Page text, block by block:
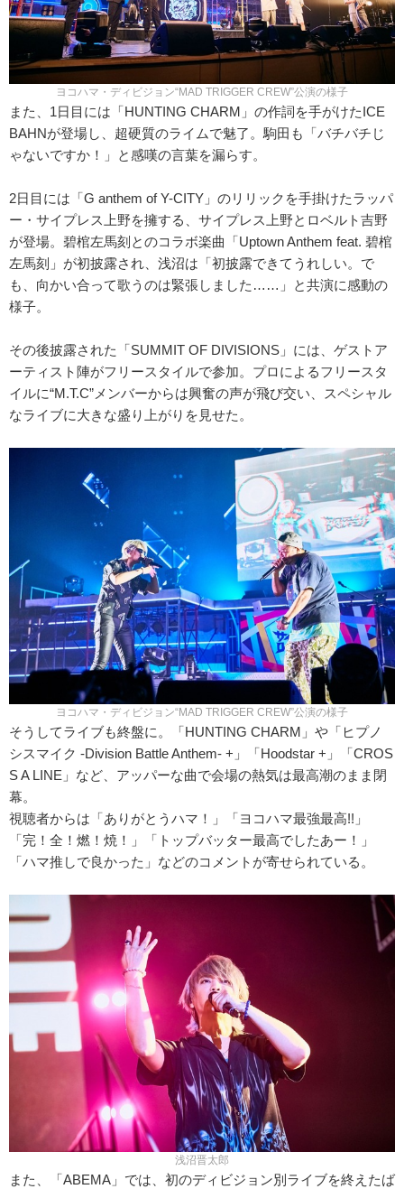
ヨコハマ・ディビジョン“MAD TRIGGER CREW”公演の様子
また、1日目には「HUNTING CHARM」の作詞を手がけたICE
BAHNが登場し、超硬質のライムで魅了。駒田も「バチバチじ
ゃないですか！」と感嘆の言葉を漏らす。
2日目には「G anthem of Y-CITY」のリリックを手掛けたラッパ
ー・サイプレス上野を擁する、サイプレス上野とロベルト吉野
が登場。碧棺左馬刻とのコラボ楽曲「Uptown Anthem feat. 碧棺
左馬刻」が初披露され、浅沼は「初披露できてうれしい。で
も、向かい合って歌うのは緊張しました……」と共演に感動の
様子。
その後披露された「SUMMIT OF DIVISIONS」には、ゲストア
ーティスト陣がフリースタイルで参加。プロによるフリースタ
イルに“M.T.C”メンバーからは興奮の声が飛び交い、スペシャル
なライブに大きな盛り上がりを見せた。
ヨコハマ・ディビジョン“MAD TRIGGER CREW”公演の様子
そうしてライブも終盤に。「HUNTING CHARM」や「ヒプノ
シスマイク -Division Battle Anthem- +」「Hoodstar +」「CROS
S A LINE」など、アッパーな曲で会場の熱気は最高潮のまま閉
幕。
視聴者からは「ありがとうハマ！」「ヨコハマ最強最高!!」
「完！全！燃！焼！」「トップバッター最高でしたあー！」
「ハマ推しで良かった」などのコメントが寄せられている。
浅沼晋太郎
また、「ABEMA」では、初のディビジョン別ライブを終えたば